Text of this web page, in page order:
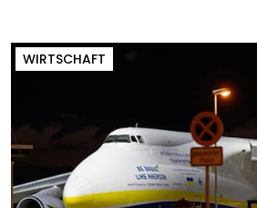
WIRTSCHAFT